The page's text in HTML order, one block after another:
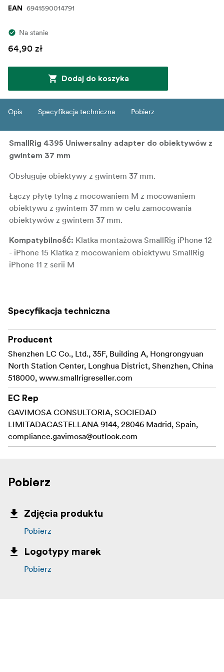
EAN 6941590014791
Na stanie
64,90 zł
Dodaj do koszyka
Opis Specyfikacja techniczna Pobierz
SmallRig 4395 Uniwersalny adapter do obiektywów z
gwintem 37 mm
Obsługuje obiektywy z gwintem 37 mm.
Łączy płytę tylną z mocowaniem M z mocowaniem
obiektywu z gwintem 37 mm w celu zamocowania
obiektywów z gwintem 37 mm.
Kompatybilność: Klatka montażowa SmallRig iPhone 12
- iPhone 15 Klatka z mocowaniem obiektywu SmallRig
iPhone 11 z serii M
Specyfikacja techniczna
Producent
Shenzhen LC Co., Ltd., 35F, Building A, Hongrongyuan
North Station Center, Longhua District, Shenzhen, China
518000, www.smallrigreseller.com
EC Rep
GAVIMOSA CONSULTORIA, SOCIEDAD
LIMITADACASTELLANA 9144, 28046 Madrid, Spain,
compliance.gavimosa@outlook.com
Pobierz
Zdjęcia produktu
Pobierz
Logotypy marek
Pobierz